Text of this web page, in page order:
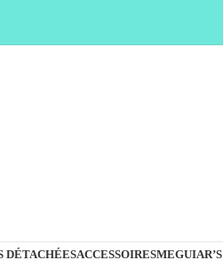
DÉTACHÉESACCESSOIRESMEGUIAR’S